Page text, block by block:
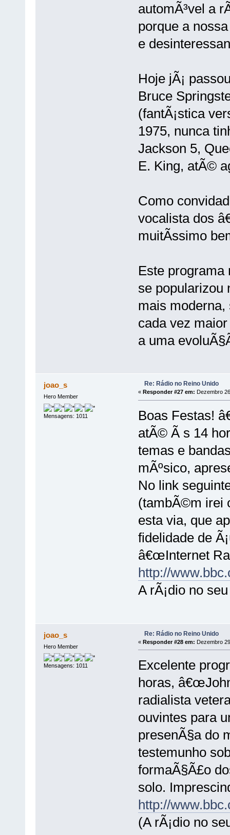
automÃ³vel a
porque a
e
Hoje jÃ¡
Bruce
(fantÃ¡stica
1975, nunca
Jackson 5,
E. King, atÃ©
Como
vocalista dos
muitÃ­ssimo
Este programa
se popularizou
mais
cada vez
a uma
joao_s
Hero Member
Mensagens: 1011
Re: Rádio no Reino Unido
« Responder #27 em: Dezembro
Boas Festas!
atÃ© Ã s 14
temas e
mÃºsico,
No link
(tambÃ©m irei
esta via, que
fidelidade de
â€œInternet
http://
A rÃ¡dio no
joao_s
Hero Member
Mensagens: 1011
Re: Rádio no Reino Unido
« Responder #28 em: Dezembro
Excelente
horas,
radialista
ouvintes para
presenÃ§a do
testemunho
formaÃ§Ã£o
solo.
http://
(A rÃ¡dio no